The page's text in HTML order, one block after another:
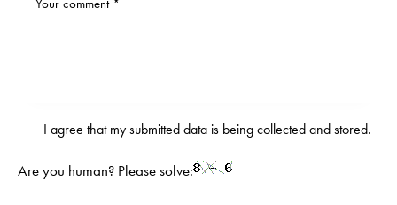
I agree that my submitted data is beingcollected and stored.
Are you human? Please solve: